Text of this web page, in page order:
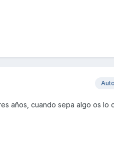
años, cuando sepa algo os lo